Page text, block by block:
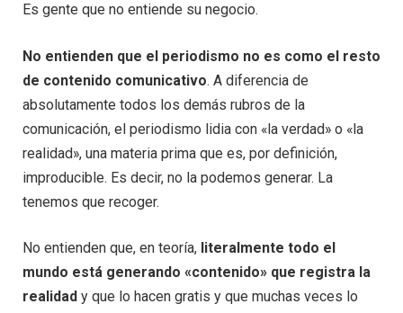
Es gente que no entiende su negocio.
No entienden que el periodismo no es como el resto
de contenido comunicativo. A diferencia de
absolutamente todos los demás rubros de la
comunicación, el periodismo lidia con «la verdad» o «la
realidad», una materia prima que es, por definición,
improducible. Es decir, no la podemos generar. La
tenemos que recoger.
No entienden que, en teoría, literalmente todo el
mundo está generando «contenido» que registra la
realidad y que lo hacen gratis y que muchas veces lo